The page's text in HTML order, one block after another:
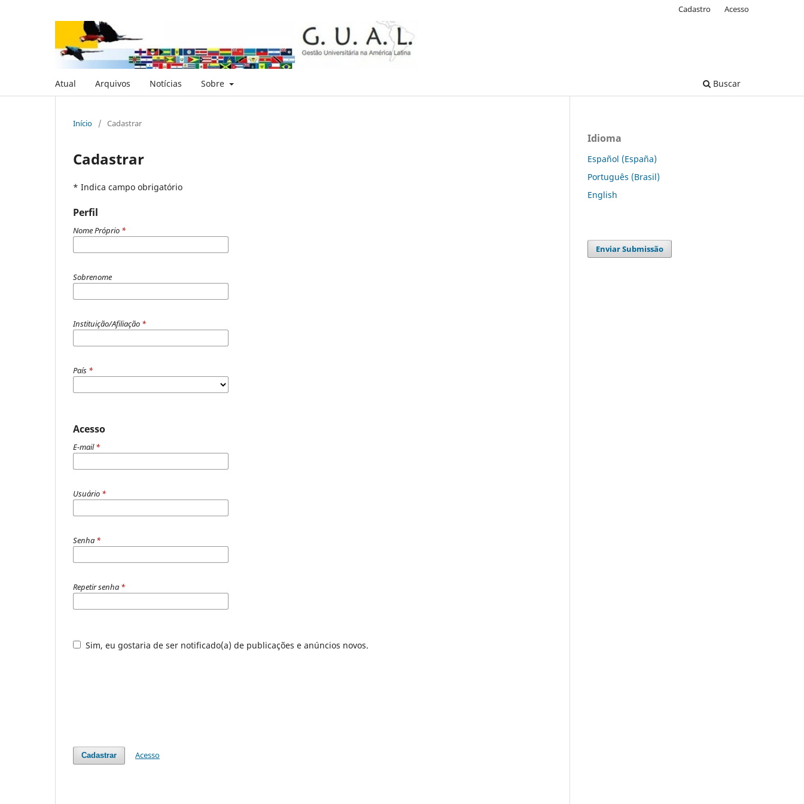
Atual Arquivos Notícias Sobre Buscar
Cadastro Acesso
Início / Cadastrar
Cadastrar
* Indica campo obrigatório
Perfil
Nome Próprio *
Sobrenome
Instituição/Afiliação *
País *
Acesso
E-mail*
Usuário *
Senha *
Repetir senha *
Sim, eu gostaria de ser notificado(a) de publicações e anúncios novos.
Cadastrar Acesso
Idioma
Español (España)
Português (Brasil)
English
Enviar Submissão